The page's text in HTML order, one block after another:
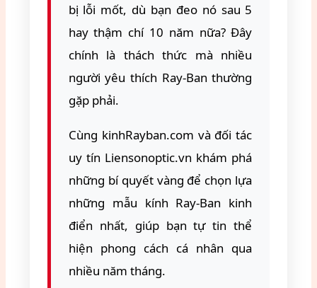
bị lỗi mốt, dù bạn đeo nó sau 5
hay thậm chí 10 năm nữa? Đây
chính là thách thức mà nhiều
người yêu thích Ray-Ban thường
gặp phải.
Cùng kinhRayban.com và đối tác
uy tín Liensonoptic.vn khám phá
những bí quyết vàng để chọn lựa
những mẫu kính Ray-Ban kinh
điển nhất, giúp bạn tự tin thể
hiện phong cách cá nhân qua
nhiều năm tháng.